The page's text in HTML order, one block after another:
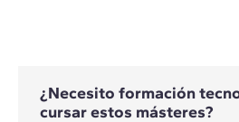
¿Necesito formación
cursar estos másteres?